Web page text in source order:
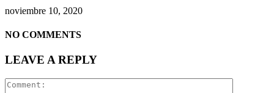
noviembre 10, 2020
NO COMMENTS
LEAVE A REPLY